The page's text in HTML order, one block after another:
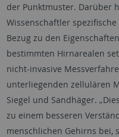
der Punktmuster. Darüber
Wissenschaftler
Bezug zu den
bestimmten Hirnarealen
nicht-invasive
unterliegenden zellulären
Siegel und Sandhäger.
zu einem besseren
menschlichen Gehirns bei,